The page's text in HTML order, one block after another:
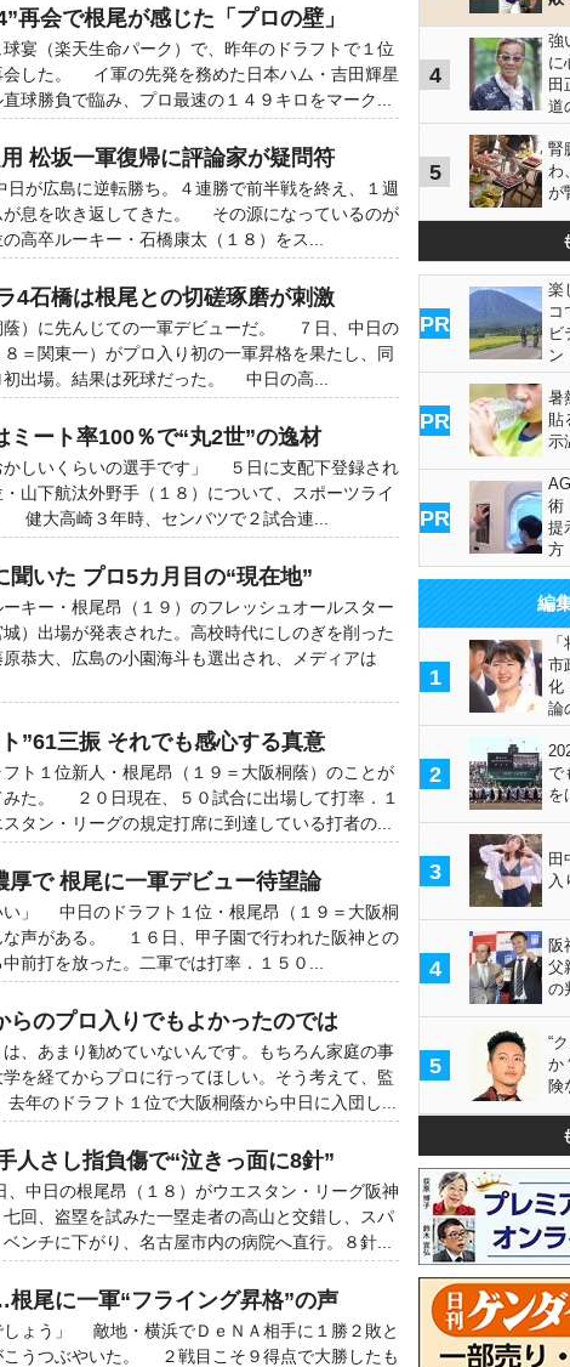
再会で根尾が感じた「プロの壁」
宴（楽天生命パーク）で、昨年のドラフトで１位
会した。 イ軍の先発を務めた日本ハム・吉田輝星
球勝負で臨み、プロ最速の１４９キロをマーク...
松坂一軍復帰に評論家が疑問符
が広島に逆転勝ち。４連勝で前半戦を終え、１週
が息を吹き返してきた。 その源になっているのが
高卒ルーキー・石橋康太（１８）をス...
4石橋は根尾との切磋琢磨が刺激
）に先んじての一軍デビューだ。 ７日、中日の
＝関東一）がプロ入り初の一軍昇格を果たし、同
出場。結果は死球だった。 中日の高...
ミート率100％で“丸2世”の逸材
かしいくらいの選手です」 ５日に支配下登録され
山下航汰外野手（１８）について、スポーツライ
健大高崎３年時、センバツで２試合連...
いた プロ5カ月目の“現在地”
キー・根尾昂（１９）のフレッシュオールスター
城）出場が発表された。高校時代にしのぎを削った
恭大、広島の小園海斗も選出され、メディアは
”61三振 それでも感心する真意
１位新人・根尾昂（１９＝大阪桐蔭）のことが
た。 ２０日現在、５０試合に出場して打率．１
タン・リーグの規定打席に到達している打者の...
厚で 根尾に一軍デビュー待望論
い」 中日のドラフト１位・根尾昂（１９＝大阪桐
な声がある。 １６日、甲子園で行われた阪神との
前打を放った。二軍では打率．１５０...
らのプロ入りでもよかったのでは
、あまり勧めていないんです。もちろん家庭の事
を経てからプロに行ってほしい。そう考えて、監
年のドラフト１位で大阪桐蔭から中日に入団し...
人さし指負傷で“泣きっ面に8針”
中日の根尾昂（１８）がウエスタン・リーグ阪神
回、盗塁を試みた一塁走者の高山と交錯し、スパ
ンチに下がり、名古屋市内の病院へ直行。８針...
尾に一軍“フライング昇格”の声
しょう」 敵地・横浜でＤｅＮＡ相手に１勝２敗と
こうつぶやいた。 ２戦目こそ９得点で大勝したも
4
強
に
田
道
5
腎
わ
が
PR
楽
コ
ビ
ン
PR
暑
貼
示
PR
術
提
方
編
1
市
化
論
2
で
を
3
田
入
4
阪
父
の
5
“
か
険